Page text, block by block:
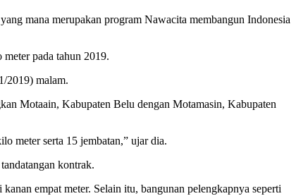
mana merupakan program Nawacita membangun Indonesia
pada tahun 2019.
2019) malam.
Motaain, Kabupaten Belu dengan Motamasin, Kabupaten
meter serta 15 jembatan,” ujar dia.
kontrak.
empat meter. Selain itu, bangunan pelengkapnya seperti